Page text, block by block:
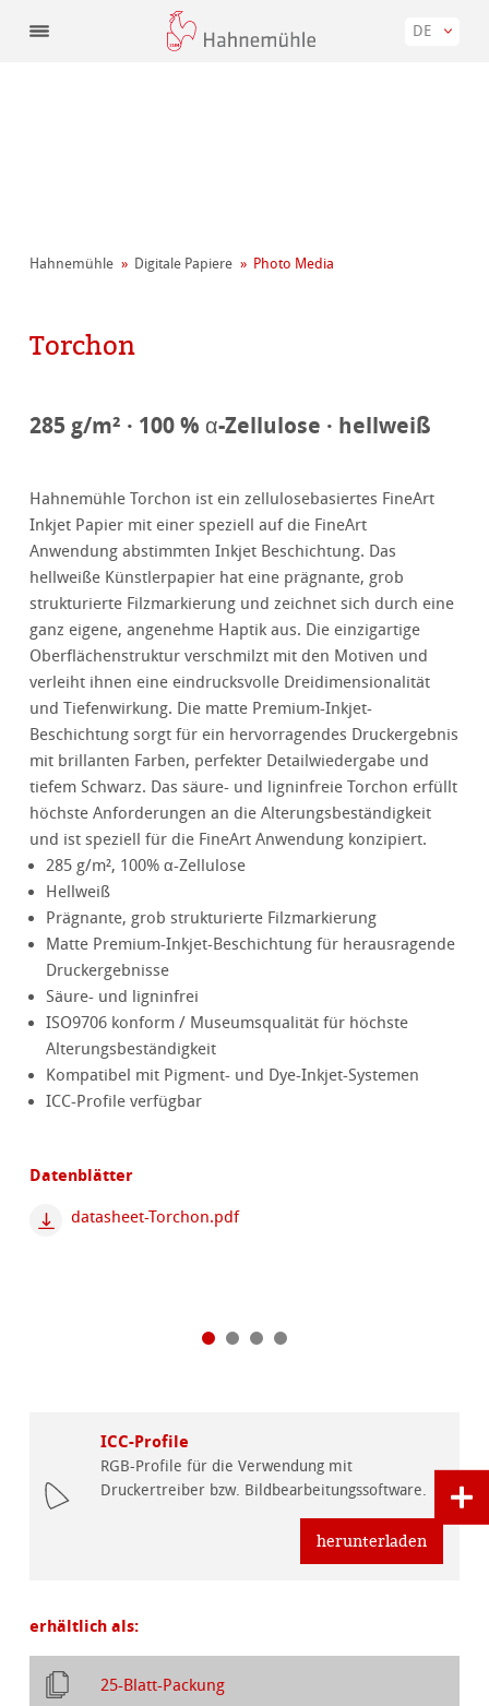
DE
Hahnemühle Digitale Papiere Photo Media
Torchon
285 g/m² · 100 % α-Zellulose · hellweiß
Hahnemühle Torchon ist ein zellulosebasiertes FineArt
Inkjet Papier mit einer speziell auf die FineArt
Anwendung abstimmten Inkjet Beschichtung. Das
hellweiße Künstlerpapier hat eine prägnante, grob
strukturierte Filzmarkierung und zeichnet sich durch eine
ganz eigene, angenehme Haptik aus. Die einzigartige
Oberflächenstruktur verschmilzt mit den Motiven und
verleiht ihnen eine eindrucksvolle Dreidimensionalität
und Tiefenwirkung. Die matte Premium-Inkjet-
Beschichtung sorgt für ein hervorragendes Druckergebnis
mit brillanten Farben, perfekter Detailwiedergabe und
tiefem Schwarz. Das säure- und ligninfreie Torchon erfüllt
höchste Anforderungen an die Alterungsbeständigkeit
und ist speziell für die FineArt Anwendung konzipiert.
285 g/m², 100% α-Zellulose
Hellweiß
Prägnante, grob strukturierte Filzmarkierung
Matte Premium-Inkjet-Beschichtung für herausragende
Druckergebnisse
Säure- und ligninfrei
ISO9706 konform / Museumsqualität für höchste
Alterungsbeständigkeit
Kompatibel mit Pigment- und Dye-Inkjet-Systemen
ICC-Profile verfügbar
Datenblätter
datasheet-Torchon.pdf
ICC-Profile
RGB-Profile für die Verwendung mit
Druckertreiber bzw. Bildbearbeitungssoftware.
herunterladen
erhältlich als:
25-Blatt-Packung